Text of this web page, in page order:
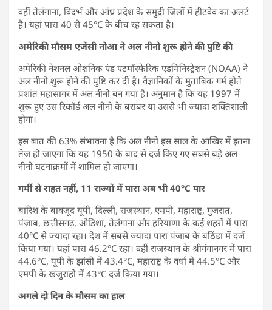
वहीं तेलंगाना, विदर्भ और आंध्र प्रदेश के समुद्री जिलों में हीटवेव का अलर्ट
है। यहां पारा 40 से 45°C के बीच रह सकता है।
अमेरिकी मौसम एजेंसी नोआ ने अल नीनो शुरू होने की पुष्टि की
अमेरिकी नेशनल ओशनिक एंड एटमॉस्फेरिक एडमिनिस्ट्रेशन (NOAA) ने
अल नीनो शुरू होने की पुष्टि कर दी है। वैज्ञानिकों के मुताबिक गर्म होते
प्रशांत महासागर में अल नीनो बन गया है। अनुमान है कि यह 1997 में
शुरू हुए उस रिकॉर्ड अल नीनो के बराबर या उससे भी ज्यादा शक्तिशाली
होगा।
इस बात की 63% संभावना है कि अल नीनो इस साल के आखिर में इतना
तेज हो जाएगा कि यह 1950 के बाद से दर्ज किए गए सबसे बड़े अल
नीनो घटनाक्रमों में शामिल हो जाएगा।
गर्मी से राहत नहीं, 11 राज्यों में पारा अब भी 40°C पार
बारिश के बावजूद यूपी, दिल्ली, राजस्थान, एमपी, महाराष्ट्र, गुजरात,
पंजाब, छत्तीसगढ़, ओडिशा, तेलंगाना और हरियाणा के कई शहरों में पारा
40°C से ज्यादा रहा। देश में सबसे ज्यादा पारा पंजाब के बठिंडा में दर्ज
किया गया। यहां पारा 46.2°C रहा। वहीं राजस्थान के श्रीगंगानगर में पारा
44.6°C, यूपी के झांसी में 43.4°C, महाराष्ट्र के वर्धा में 44.5°C और
एमपी के खजुराहो में 43°C दर्ज किया गया।
अगले दो दिन के मौसम का हाल